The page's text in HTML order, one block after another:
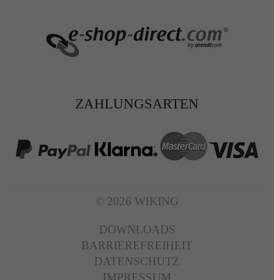
ZAHLUNGSARTEN
© 2026 WIKING
DOWNLOADS
BARRIEREFREIHEIT
DATENSCHUTZ
IMPRESSUM